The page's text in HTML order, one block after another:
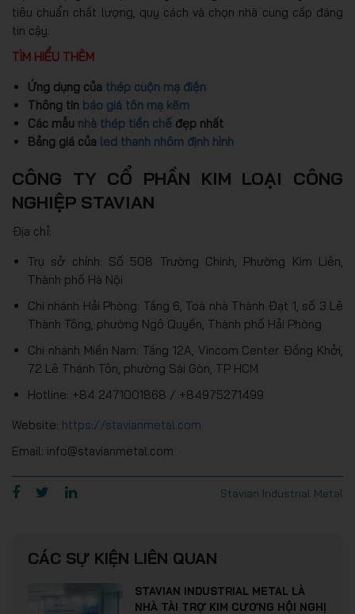
tiêu chuẩn chất lượng, quy cách và chọn nhà cung cấp đáng
tin cậy.
TÌM HIỂU THÊM
Ứng dụng của thép cuộn mạ điện
Thông tin báo giá tôn mạ kẽm
Các mẫu nhà thép tiền chế đẹp nhất
Bảng giá của led thanh nhôm định hình
CÔNG TY CỔ PHẦN KIM LOẠI CÔNG
NGHIỆP STAVIAN
Địa chỉ:
Trụ sở chính: Số 508 Trường Chinh, Phường Kim Liên,
Thành phố Hà Nội
Chi nhánh Hải Phòng: Tầng 6, Toà nhà Thành Đạt 1, số 3 Lê
Thành Tông, phường Ngô Quyền, Thành phố Hải Phòng
Chi nhánh Miền Nam: Tầng 12A, Vincom Center Đồng Khởi,
72 Lê Thánh Tôn, phường Sài Gòn, TP HCM
Hotline: +84 2471001868 / +84975271499
Website: https://stavianmetal.com
Email: info@stavianmetal.com
Stavian Industrial Metal
CÁC SỰ KIỆN LIÊN QUAN
STAVIAN INDUSTRIAL METAL LÀ
NHÀ TÀI TRỢ KIM CƯƠNG HỘI NGHỊ